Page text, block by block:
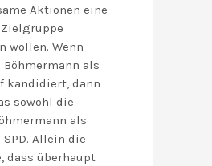
Aktionen eine
wollen. Wenn
Böhmermann als
kandidiert, dann
sowohl die
als
Allein die
dass überhaupt